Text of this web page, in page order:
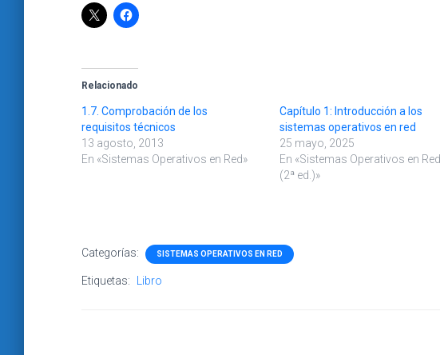
Relacionado
1.7. Comprobación de los
requisitos técnicos
13 agosto, 2013
En «Sistemas Operativos en Red»
Capítulo 1: Introducción a los
sistemas operativos en red
25 mayo, 2025
En «Sistemas Operativos en Red
(2ª ed.)»
Categorías: SISTEMAS OPERATIVOS EN RED
Etiquetas: Libro